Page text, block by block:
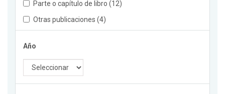
Parte o capítulo de libro (12)
Otras publicaciones (4)
Año